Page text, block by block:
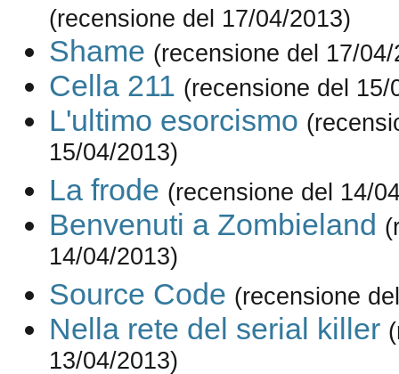
(recensione del 17/04/2013)
Shame (recensione del 17/
Cella 211 (recensione del 15/
L'ultimo esorcismo
15/04/2013)
La frode (recensione del 14/
Benvenuti a Zombieland
14/04/2013)
Source Code (recensione
Nella rete del serial killer
13/04/2013)